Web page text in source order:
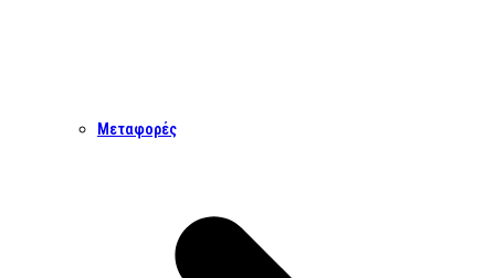
Μεταφορές